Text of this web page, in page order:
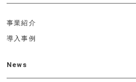
事業紹介
導入事例
News